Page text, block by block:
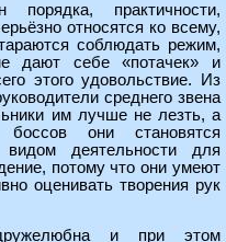
практичности,
относятся ко всему,
соблюдать режим,
дают себе «потачек» и
этого удовольствие. Из
среднего звена
им лучше не лезть, а
они становятся
деятельности для
потому что они умеют
оценивать творения рук
и при этом